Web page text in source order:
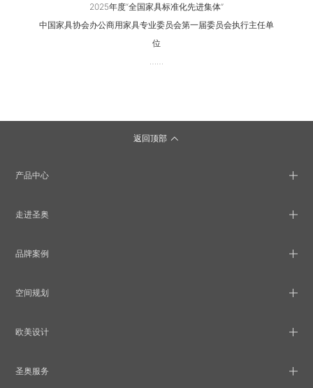
2025年度“全国家具标准化先进集体”
中国家具协会办公商用家具专业委员会第一届委员会执行主任单
位
返回顶部
产品中心
走进圣奥
品牌案例
空间规划
欧美设计
圣奥服务